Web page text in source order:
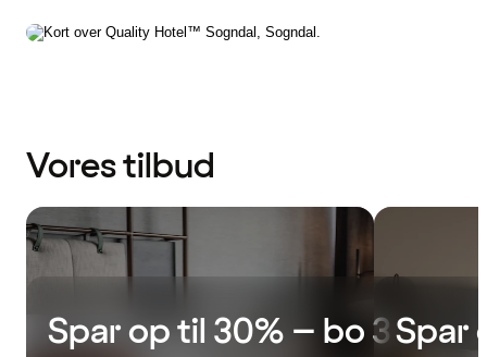
Vores tilbud
Spar op til 30% – bo 3Spar